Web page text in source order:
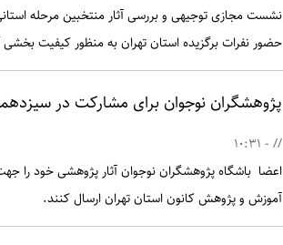
نشست مجازی توجیهی و بررسی آثار منتخبین مرحله
حضور نفرات برگزیده استان تهران به منظور کیفیت بخشی
پژوهشگران نوجوان برای مشارکت در
// - 10:31
اعضا باشگاه پژوهشگران نوجوان آثار پژوهشی خود
آموزش و پژوهش کانون استان تهران ارسال کنند.